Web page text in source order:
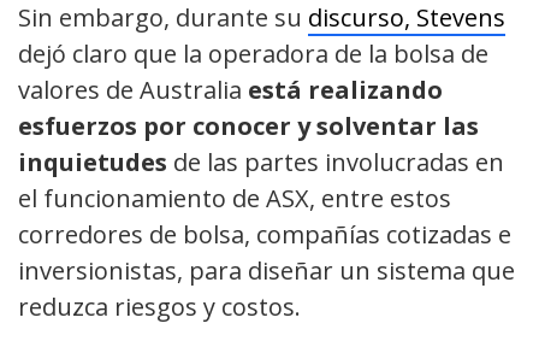
Sin embargo, durante su discurso, Stevens
dejó claro que la operadora de la bolsa de
valores de Australia está realizando
esfuerzos por conocer y solventar las
inquietudes de las partes involucradas en
el funcionamiento de ASX, entre estos
corredores de bolsa, compañías cotizadas e
inversionistas, para diseñar un sistema que
reduzca riesgos y costos.